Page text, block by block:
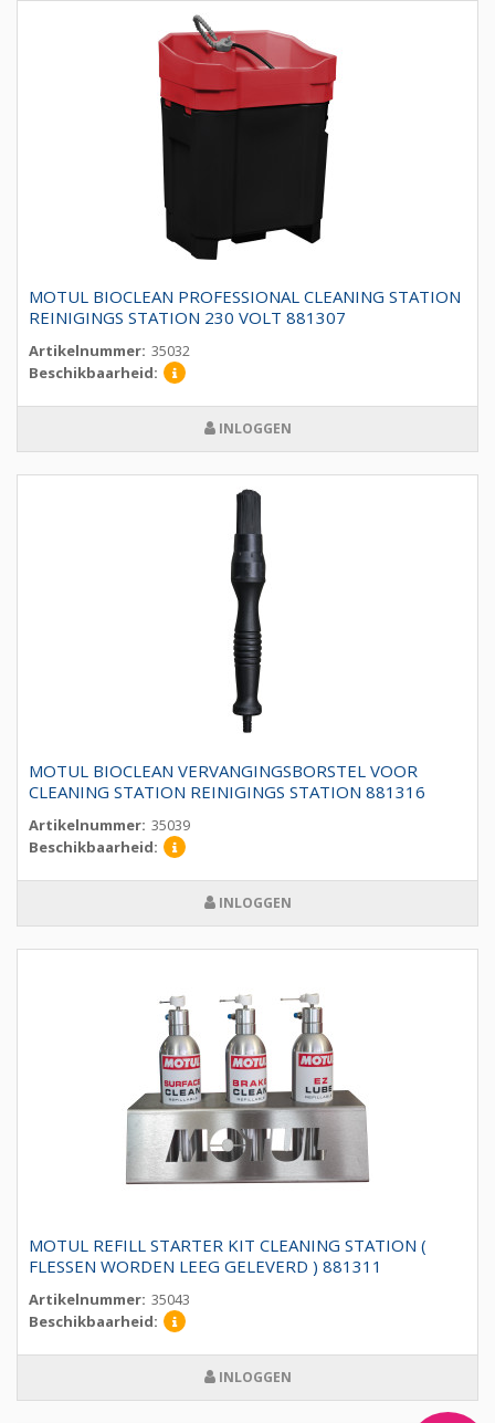
MOTUL BIOCLEAN PROFESSIONAL CLEANING STATION
REINIGINGS STATION 230 VOLT 881307
Artikelnummer: 35032
Beschikbaarheid:
INLOGGEN
MOTUL BIOCLEAN VERVANGINGSBORSTEL VOOR
CLEANING STATION REINIGINGS STATION 881316
Artikelnummer: 35039
Beschikbaarheid:
INLOGGEN
MOTUL REFILL STARTER KIT CLEANING STATION (
FLESSEN WORDEN LEEG GELEVERD ) 881311
Artikelnummer: 35043
Beschikbaarheid:
INLOGGEN